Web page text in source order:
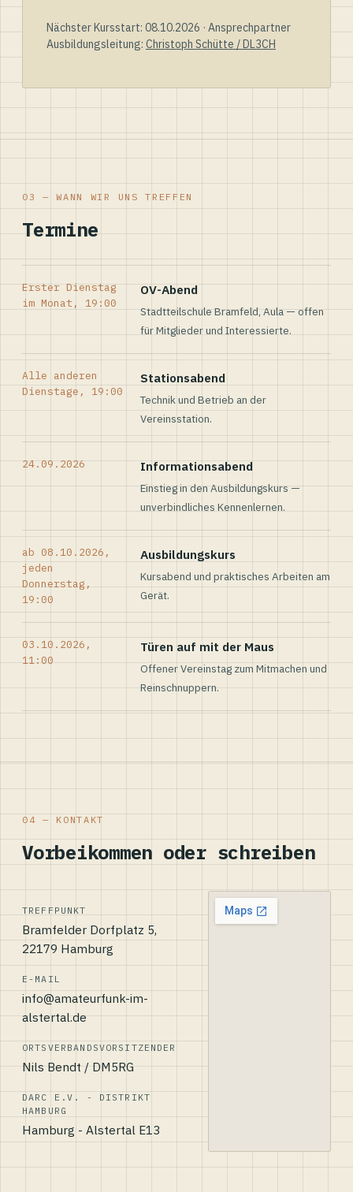
Nächster Kursstart: 08.10.2026 · Ansprechpartner
Ausbildungsleitung: Christoph Schütte / DL3CH
03 — WANN WIR UNS TREFFEN
Termine
Erster Dienstag
im Monat, 19:00
OV-Abend
Stadtteilschule Bramfeld, Aula — offen
für Mitglieder und Interessierte.
Alle anderen
Dienstage, 19:00
Stationsabend
Technik und Betrieb an der
Vereinsstation.
24.09.2026 Informationsabend
Einstieg in den Ausbildungskurs —
unverbindliches Kennenlernen.
ab 08.10.2026,
jeden
Donnerstag,
19:00
Ausbildungskurs
Kursabend und praktisches Arbeiten am
Gerät.
03.10.2026,
11:00
Türen auf mit der Maus
Offener Vereinstag zum Mitmachen und
Reinschnuppern.
04 — KONTAKT
Vorbeikommen oder schreiben
TREFFPUNKT
Bramfelder Dorfplatz 5,
22179 Hamburg
E-MAIL
info@amateurfunk-im-
alstertal.de
ORTSVERBANDSVORSITZENDER
Nils Bendt / DM5RG
DARC E.V. - DISTRIKT
HAMBURG
Hamburg - Alstertal E13